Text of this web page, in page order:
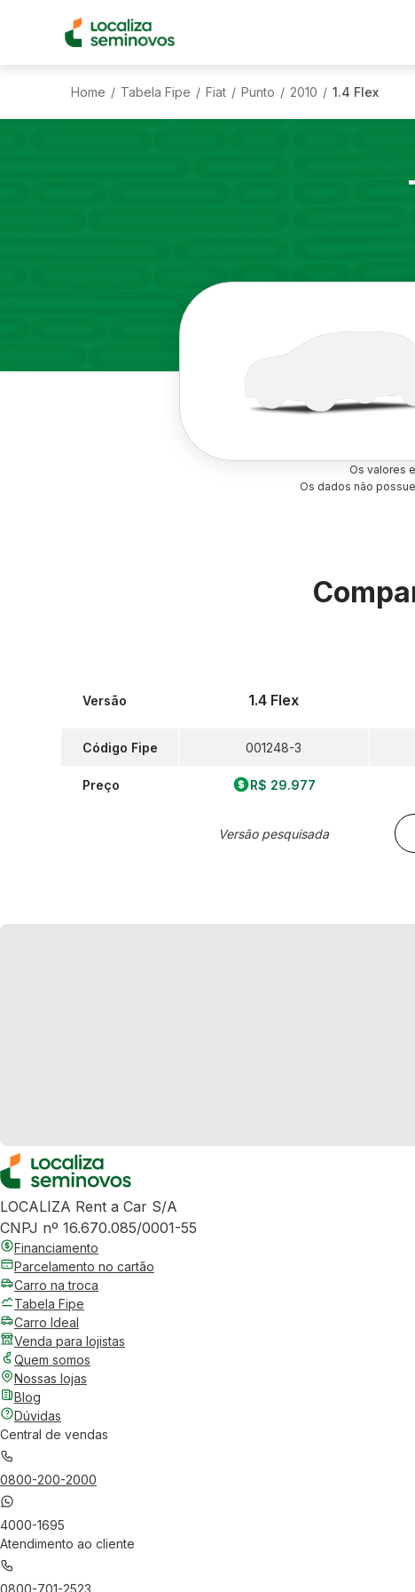
Home / Tabela Fipe / Fiat / Punto / 2010 / 1.4 Flex
Os valores
Os dados não
Versão
Código Fipe
Preço
1.4 Flex
001248-3
R$ 29.977
Versão pesquisada
LOCALIZA Rent a Car S/A
CNPJ nº 16.670.085/0001-55
Financiamento
Parcelamento no cartão
Carro na troca
Tabela Fipe
Carro Ideal
Venda para lojistas
Quem somos
Nossas lojas
Blog
Dúvidas
Central de vendas
0800-200-2000
4000-1695
Atendimento ao cliente
0800-701-2523